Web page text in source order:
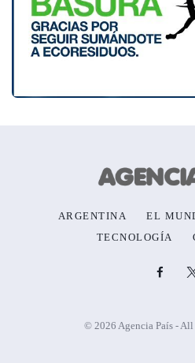
ARGENTINA EL
TECNOLOGÍA
© 2026 Agencia País - All